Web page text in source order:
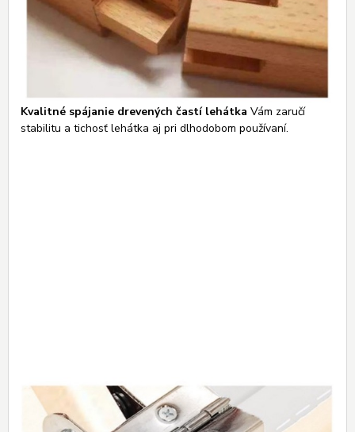
Kvalitné spájanie drevených častí lehátka Vám zaručí
stabilitu a tichosť lehátka aj pri dlhodobom používaní.